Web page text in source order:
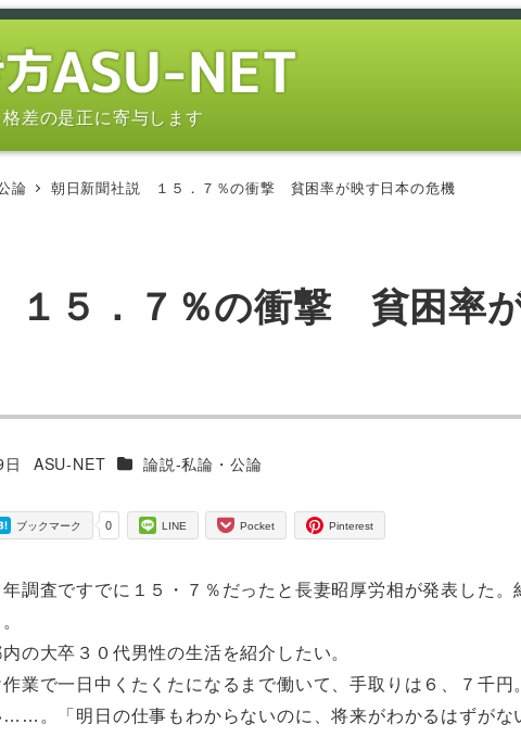
差の是正に寄与します
論 朝日新聞社説 １５．７％の衝撃 貧困率が映す日本の危機
５．７％の衝撃 貧困率
著
ASU-NET カテゴリー
論説-私論・公論
0
ブックマーク LINE Pocket Pinterest
調査ですでに１５・７％だったと長妻昭厚労相が発表した。
の大卒３０代男性の生活を紹介したい。
業で一日中くたくたになるまで働いて、手取りは６、７千円
。「明日の仕事もわからないのに、将来がわかるはずがな